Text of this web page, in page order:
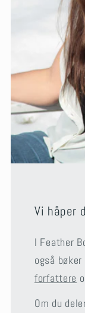
Vi håper
I Feather
også
forfattere
Om du